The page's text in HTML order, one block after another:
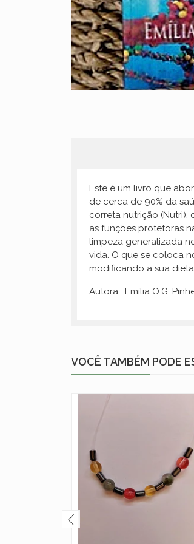
Este é um livro que
de cerca de 90% da
correta nutrição
as funções protetoras
limpeza generalizada
vida. O que se coloca
modificando a sua
Autora : Emília O.G.
VOCÊ TAMBÉM PODE